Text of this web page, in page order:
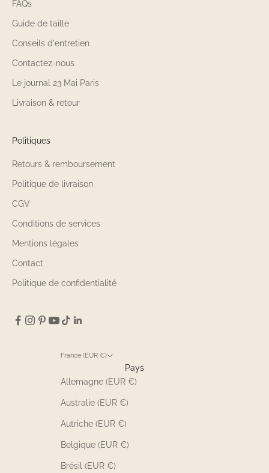
FAQs
Guide de taille
Conseils d'entretien
Contactez-nous
Le journal 23 Mai Paris
Livraison & retour
Politiques
Retours & remboursement
Politique de livraison
CGV
Conditions de services
Mentions légales
Contact
Politique de confidentialité
France (EUR €)
Pays
Allemagne (EUR €)
Australie (EUR €)
Autriche (EUR €)
Belgique (EUR €)
Brésil (EUR €)